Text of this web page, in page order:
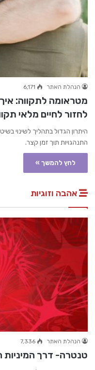
הנהלת האתר 6,171
לחזור לחיים מלאי
התנהגויות תוך זמן קצר.
לחץ להמשך »
אהבה וזוגיות
הנהלת האתר 7,336
טנטרה- דרך המיניות